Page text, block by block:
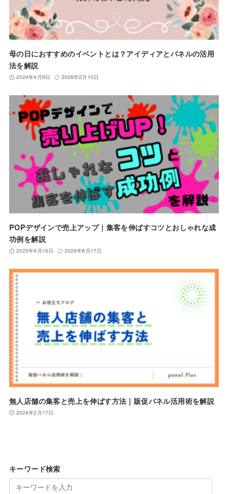
母の日におすすめのイベントとは？アイディアとパネルの活用
法を解説
2024年4月9日 2026年2月10日
POPデザインで売上アップ｜集客を伸ばすコツとおしゃれな成
功例を解説
2025年9月16日 2026年6月17日
無人店舗の集客と売上を伸ばす方法｜販促パネル活用術を解説
2026年2月17日
キーワード検索